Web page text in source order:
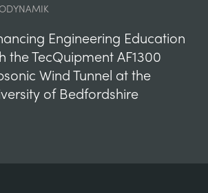
Engineering Education
the TecQuipment AF1300
Wind Tunnel at the
of Bedfordshire